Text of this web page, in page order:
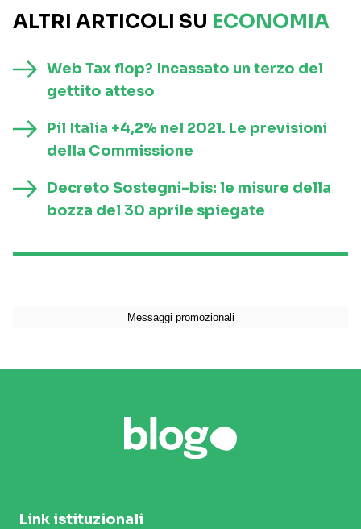
ALTRI ARTICOLI SU ECONOMIA
Web Tax flop? Incassato un terzo del
gettito atteso
Pil Italia +4,2% nel 2021. Le previsioni
della Commissione
Decreto Sostegni-bis: le misure della
bozza del 30 aprile spiegate
Link istituzionali